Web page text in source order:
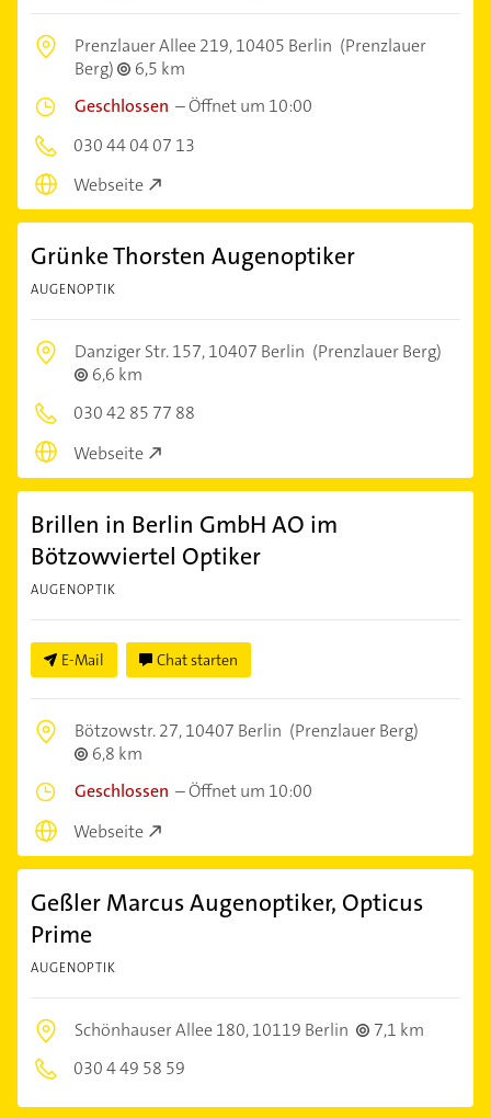
Prenzlauer Allee 219,10405 Berlin (Prenzlauer
Berg)
6,5 km
Geschlossen –Öffnet um 10:00
030 44 04 07 13
Webseite
Grünke Thorsten Augenoptiker
AUGENOPTIK
Danziger Str. 157,10407 Berlin (Prenzlauer Berg)
6,6 km
030 42 85 77 88
Webseite
Brillen in Berlin GmbH AO im
Bötzowviertel Optiker
AUGENOPTIK
E-Mail Chat starten
Bötzowstr. 27,10407 Berlin (Prenzlauer Berg)
6,8 km
Geschlossen –Öffnet um 10:00
Webseite
Geßler Marcus Augenoptiker, Opticus
Prime
AUGENOPTIK
Schönhauser Allee 180,10119 Berlin
7,1 km
030 4 49 58 59